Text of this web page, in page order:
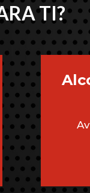
TI?